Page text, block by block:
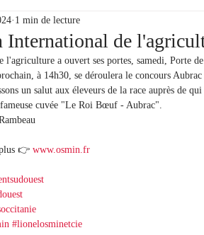
Vins Armagnacs
Réseaux sociaux
International de
1 min de lecture
l'agriculture a ouvert ses portes, samedi, Porte
à 14h30, se déroulera le concours
un salut aux éleveurs de la race auprès de
cuvée "Le Roi Bœuf - Aubrac".
👉 www.osmin.fr
#lionelosminetcie